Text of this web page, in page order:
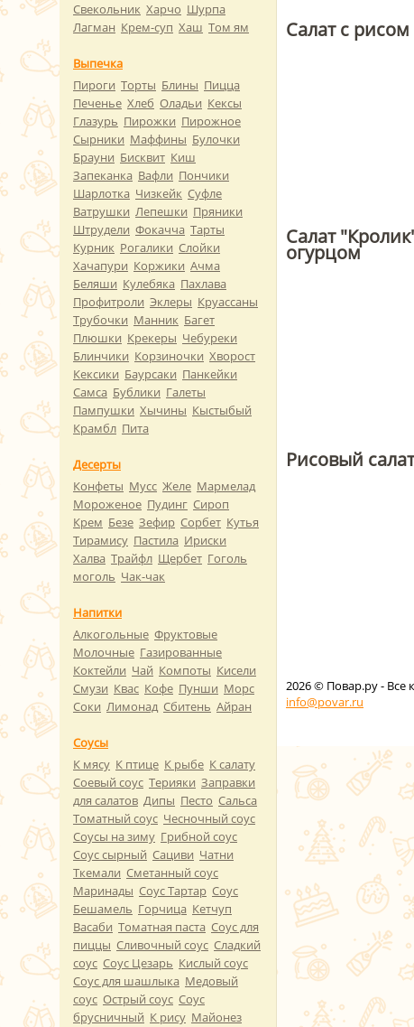
Салат с
Салат
огурцом
Рисовый
2026© Повар.ру - Все
info@povar.ru
Свекольник Харчо Шурпа
Лагман Крем-суп Хаш Том ям
Выпечка
Пироги Торты Блины Пицца
Печенье Хлеб Оладьи Кексы
Глазурь Пирожки Пирожное
Сырники Маффины Булочки
Брауни Бисквит Киш
Запеканка Вафли Пончики
Шарлотка Чизкейк Суфле
Ватрушки Лепешки Пряники
Штрудели Фокачча Тарты
Курник Рогалики Слойки
Хачапури Коржики Ачма
Беляши Кулебяка Пахлава
Профитроли Эклеры Круассаны
Трубочки Манник Багет
Плюшки Крекеры Чебуреки
Блинчики Корзиночки Хворост
Кексики Баурсаки Панкейки
Самса Бублики Галеты
Пампушки Хычины Кыстыбый
Крамбл Пита
Десерты
Конфеты Мусс Желе Мармелад
Мороженое Пудинг Сироп
Крем Безе Зефир Сорбет Кутья
Тирамису Пастила Ириски
Халва Трайфл Щербет Гоголь
моголь Чак-чак
Напитки
Алкогольные Фруктовые
Молочные Газированные
Коктейли Чай Компоты Кисели
Смузи Квас Кофе Пунши Морс
Соки Лимонад Сбитень Айран
Соусы
К мясу К птице К рыбе К салату
Соевый соус Терияки Заправки
для салатов Дипы Песто Сальса
Томатный соус Чесночный соус
Соусы на зиму Грибной соус
Соус сырный Сациви Чатни
Ткемали Сметанный соус
Маринады Соус Тартар Соус
Бешамель Горчица Кетчуп
Васаби Томатная паста Соус для
пиццы Сливочный соус Сладкий
соус Соус Цезарь Кислый соус
Соус для шашлыка Медовый
соус Острый соус Соус
брусничный К рису Майонез